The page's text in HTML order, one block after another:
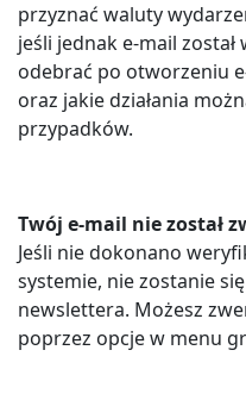
przyznać waluty
jeśli jednak e-mail został
odebrać po otworzeniu
oraz jakie działania
przypadków.
Twój e-mail nie został
Jeśli nie dokonano
systemie, nie zostanie
newslettera. Możesz
poprzez opcje w menu